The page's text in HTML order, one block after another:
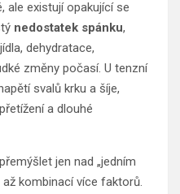
ale existují opakující se
nedostatek spánku,
dehydratace,
změny počasí. U tenzní
svalů krku a šíje,
a dlouhé
jen nad „jedním
kombinací více faktorů.